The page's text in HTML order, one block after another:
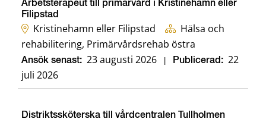
Arbetsterapeut till primärvård i Kristinehamn eller
Filipstad
Kristinehamn eller Filipstad
Hälsa och
rehabilitering, Primärvårdsrehab östra
Ansök senast: 23 augusti 2026 Publicerad: 22
juli 2026
Distriktssköterska till vårdcentralen Tullholmen